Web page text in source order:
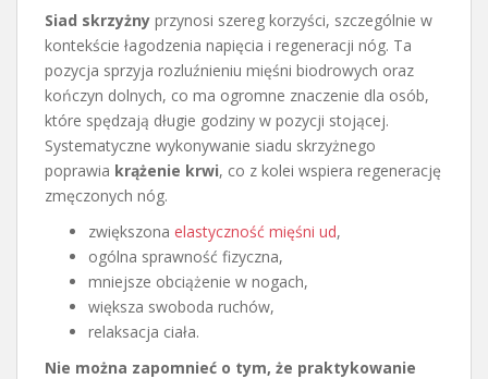
Siad skrzyżny przynosi szereg korzyści, szczególnie w
kontekście łagodzenia napięcia i regeneracji nóg. Ta
pozycja sprzyja rozluźnieniu mięśni biodrowych oraz
kończyn dolnych, co ma ogromne znaczenie dla osób,
które spędzają długie godziny w pozycji stojącej.
Systematyczne wykonywanie siadu skrzyżnego
poprawia krążenie krwi, co z kolei wspiera regenerację
zmęczonych nóg.
zwiększona elastyczność mięśni ud,
ogólna sprawność fizyczna,
mniejsze obciążenie w nogach,
większa swoboda ruchów,
relaksacja ciała.
Nie można zapomnieć o tym, że praktykowanie